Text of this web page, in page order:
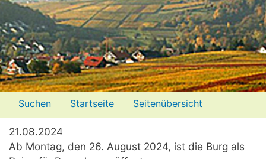
Menü2
Suchen Startseite
Seitenübersicht
Impressum
21.08.2024
Ab Montag, den 26. August 2024, ist die Burg als